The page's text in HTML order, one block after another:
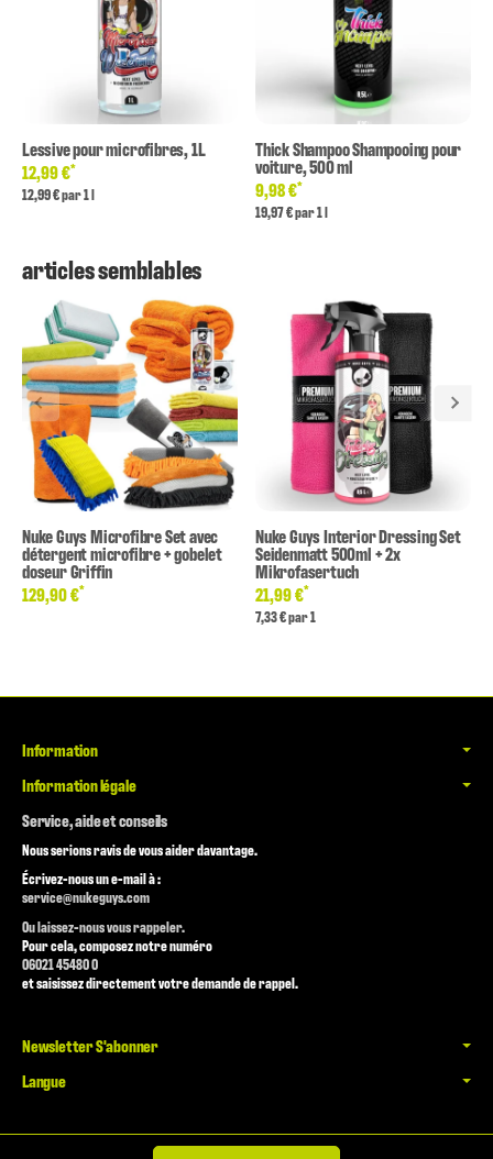
Lessive pour microfibres, 1L
12,99 €*
12,99 € par 1 l
Thick Shampoo Shampooing pour
voiture, 500 ml
9,98 €*
19,97 € par 1 l
articles semblables
Nuke Guys Microfibre Set avec
détergent microfibre + gobelet
doseur Griffin
129,90 €*
Nuke Guys Interior Dressing Set
Seidenmatt 500ml + 2x
Mikrofasertuch
21,99 €*
7,33 € par 1
Information
Information légale
Service, aide et conseils
Nous serions ravis de vous aider davantage.
Écrivez-nous un e-mail à :
service@nukeguys.com
Ou laissez-nous vous rappeler.
Pour cela, composez notre numéro
06021 45480 0
et saisissez directement votre demande de rappel.
Newsletter S'abonner
Langue